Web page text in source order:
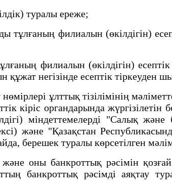
туралы ереже;
филиалын (өкiлдiгін)
филиалын (өкiлдiгін) есептiк
құжат негiзiнде есептік тіркеуден
ұлттық тiзiлiмінің
кіріс органдарында
міндеттемелерді "Салық және
және "Қазақстан
берешек туралы көрсетілген
оны банкроттық рәсімін
банкроттық рәсімді аяқтау